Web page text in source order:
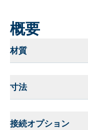
概要
材質
寸法
接続オプション